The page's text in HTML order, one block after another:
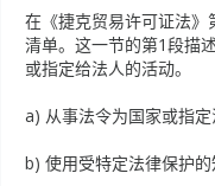
在《捷克贸易许可证法
清单。这一节的第1段描
或指定给法人的活动。
a) 从事法令为国家或指定
b) 使用受特定法律保护的